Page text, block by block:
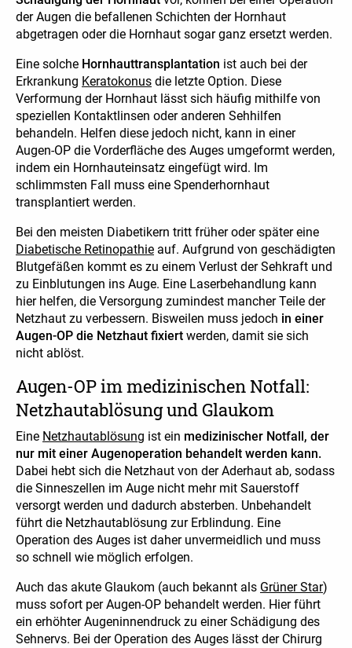
der Augen die befallenen Schichten der Hornhaut
abgetragen oder die Hornhaut sogar ganz ersetzt werden.
Eine solche Hornhauttransplantation ist auch bei der
Erkrankung Keratokonus die letzte Option. Diese
Verformung der Hornhaut lässt sich häufig mithilfe von
speziellen Kontaktlinsen oder anderen Sehhilfen
behandeln. Helfen diese jedoch nicht, kann in einer
Augen-OP die Vorderfläche des Auges umgeformt werden,
indem ein Hornhauteinsatz eingefügt wird. Im
schlimmsten Fall muss eine Spenderhornhaut
transplantiert werden.
Bei den meisten Diabetikern tritt früher oder später eine
Diabetische Retinopathie auf. Aufgrund von geschädigten
Blutgefäßen kommt es zu einem Verlust der Sehkraft und
zu Einblutungen ins Auge. Eine Laserbehandlung kann
hier helfen, die Versorgung zumindest mancher Teile der
Netzhaut zu verbessern. Bisweilen muss jedoch in einer
Augen-OP die Netzhaut fixiert werden, damit sie sich
nicht ablöst.
Augen-OP im medizinischen Notfall:
Netzhautablösung und Glaukom
Eine Netzhautablösung ist ein medizinischer Notfall, der
nur mit einer Augenoperation behandelt werden kann.
Dabei hebt sich die Netzhaut von der Aderhaut ab, sodass
die Sinneszellen im Auge nicht mehr mit Sauerstoff
versorgt werden und dadurch absterben. Unbehandelt
führt die Netzhautablösung zur Erblindung. Eine
Operation des Auges ist daher unvermeidlich und muss
so schnell wie möglich erfolgen.
Auch das akute Glaukom (auch bekannt als Grüner Star)
muss sofort per Augen-OP behandelt werden. Hier führt
ein erhöhter Augeninnendruck zu einer Schädigung des
Sehnervs. Bei der Operation des Auges lässt der Chirurg